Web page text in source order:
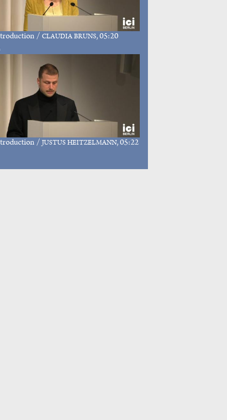
/ CLAUDIA BRUNS, 05:20
/JUSTUS HEITZELMANN, 05:22